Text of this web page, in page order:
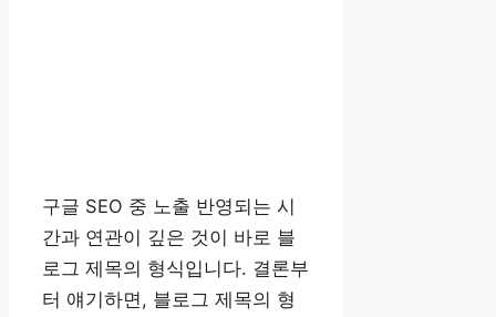
구글 SEO 중 노출 반영되는 시
간과 연관이 깊은 것이 바로 블
로그 제목의 형식입니다. 결론부
터 얘기하면, 블로그 제목의 형